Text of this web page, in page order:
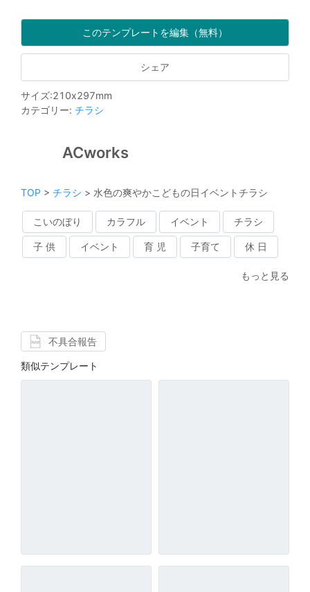
このテンプレートを編集（無料）
シェア
サイズ:210x297mm
カテゴリー: チラシ
ACworks
TOP > チラシ > 水色の爽やかこどもの日イベントチラシ
こいのぼり カラフル イベント チラシ
子 供 イベント 育 児 子育て 休 日
もっと見る
不具合報告
類似テンプレート